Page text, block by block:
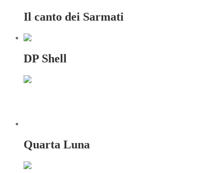
Il canto dei Sarmati
DP Shell
Quarta Luna